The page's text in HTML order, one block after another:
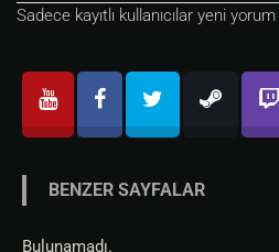
Sadece kayıtlı kullanıcılar yeni
BENZER SAYFALAR
Bulunamadı.